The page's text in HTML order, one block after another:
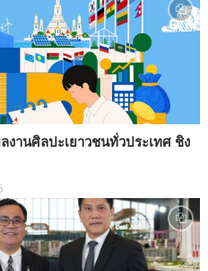
งานศิลปะเยาวชนทั่วประเทศ ชิง